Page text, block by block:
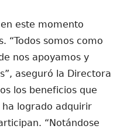
este momento
“Todos somos como
nos apoyamos y
aseguró la Directora
los beneficios que
logrado adquirir
“Notándose